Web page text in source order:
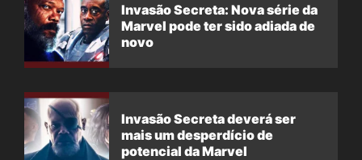
Invasão Secreta: Nova série da
Marvel pode ter sido adiada de
novo
Invasão Secreta deverá ser
mais um desperdício de
potencial da Marvel